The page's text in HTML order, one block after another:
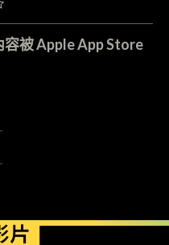
被 Apple App Store
片